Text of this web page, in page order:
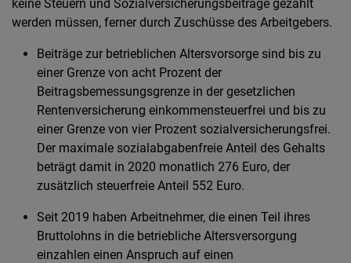
keine Steuern und Sozialversicherungsbeiträge gezahlt
werden müssen, ferner durch Zuschüsse des Arbeitgebers.
Beiträge zur betrieblichen Altersvorsorge sind bis zu
einer Grenze von acht Prozent der
Beitragsbemessungsgrenze in der gesetzlichen
Rentenversicherung einkommensteuerfrei und bis zu
einer Grenze von vier Prozent sozialversicherungsfrei.
Der maximale sozialabgabenfreie Anteil des Gehalts
beträgt damit in 2020 monatlich 276 Euro, der
zusätzlich steuerfreie Anteil 552 Euro.
Seit 2019 haben Arbeitnehmer, die einen Teil ihres
Bruttolohns in die betriebliche Altersversorgung
einzahlen einen Anspruch auf einen